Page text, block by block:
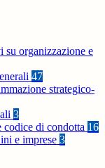
organizzazione e
47
strategico-
3
codice di condotta 16
e imprese 3